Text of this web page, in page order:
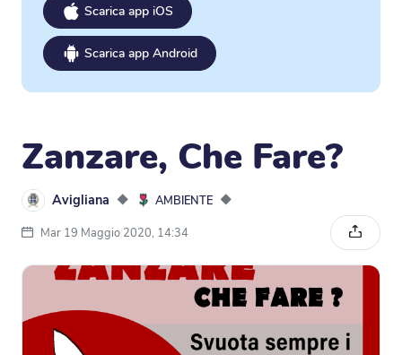
Scarica app iOS
Scarica app Android
Zanzare, Che Fare?
Avigliana ◆ AMBIENTE ◆
Mar 19 Maggio 2020, 14:34